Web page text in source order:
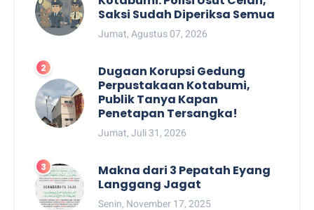
Saksi Sudah Diperiksa Semua
Jumat, Agustus 07, 2026
Dugaan Korupsi Gedung
Perpustakaan Kotabumi,
Publik Tanya Kapan
Penetapan Tersangka!
Jumat, Juli 31, 2026
Makna dari 3 Pepatah Eyang
Langgang Jagat
Senin, November 17, 2025